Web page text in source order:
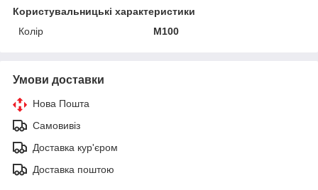
Користувальницькі характеристики
Колір
M100
Умови доставки
Нова Пошта
Самовивіз
Доставка кур'єром
Доставка поштою